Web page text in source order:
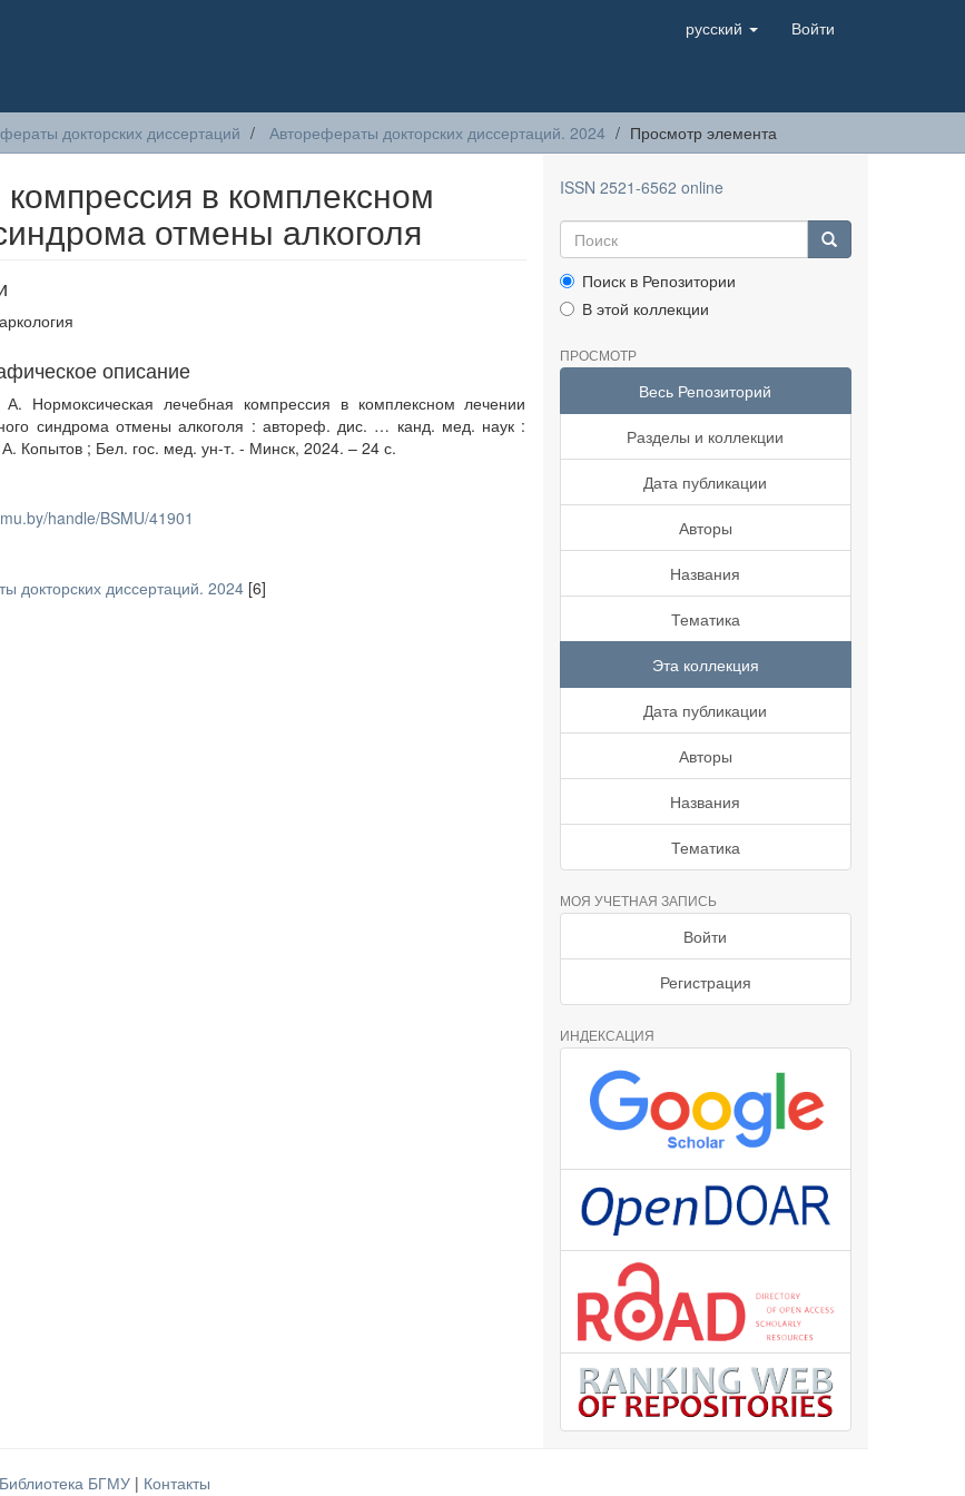
русский Войти
докторских диссертаций Авторефераты докторских диссертаций. 2024 Просмотр элемента
в комплексном
отмены алкоголя
описание
Нормоксическая лечебная компрессия в комплексном лечении
синдрома отмены алкоголя : автореф. дис. … канд. мед. наук :
Копытов ; Бел. гос. мед. ун-т. - Минск, 2024. – 24 с.
handle/BSMU/41901
докторских диссертаций. 2024 [6]
ISSN 2521-6562 online
Поиск в Репозитории
В этой коллекции
ПРОСМОТР
Весь Репозиторий
Разделы и коллекции
Дата публикации
Авторы
Названия
Тематика
Эта коллекция
Дата публикации
Авторы
Названия
Тематика
МОЯ УЧЕТНАЯ ЗАПИСЬ
Войти
Регистрация
ИНДЕКСАЦИЯ
Библиотека БГМУ | Контакты